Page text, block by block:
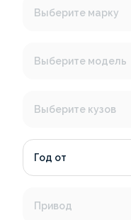
Выберите марку
Выберите модель
Выберите кузов
Год от
Привод